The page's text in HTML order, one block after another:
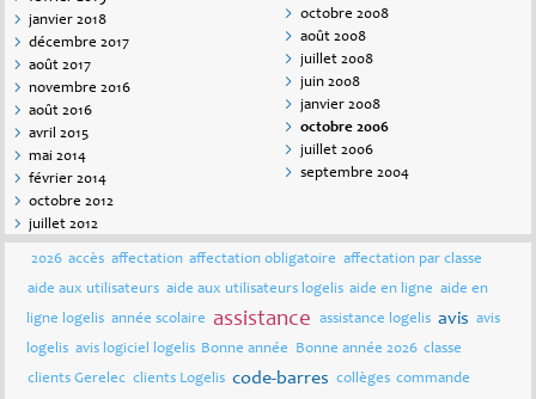
janvier 2018
décembre 2017
août 2017
novembre 2016
août 2016
avril 2015
mai 2014
février 2014
octobre 2012
juillet 2012
octobre 2008
août 2008
juillet 2008
juin 2008
janvier 2008
octobre 2006
juillet 2006
septembre 2004
2026 accès affectation affectation obligatoire affectation par classe
aide aux utilisateurs aide aux utilisateurs logelis aide en ligne aide en
ligne logelis année scolaire assistance assistance logelis avis avis
logelis avis logiciel logelis Bonne année Bonne année 2026 classe
clients Gerelec clients Logelis code-barres collèges commande